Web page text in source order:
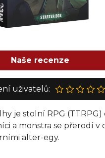
Naše recenze
uživatelů:
je stolní RPG
a monstra se přerodí v
alter-egy.